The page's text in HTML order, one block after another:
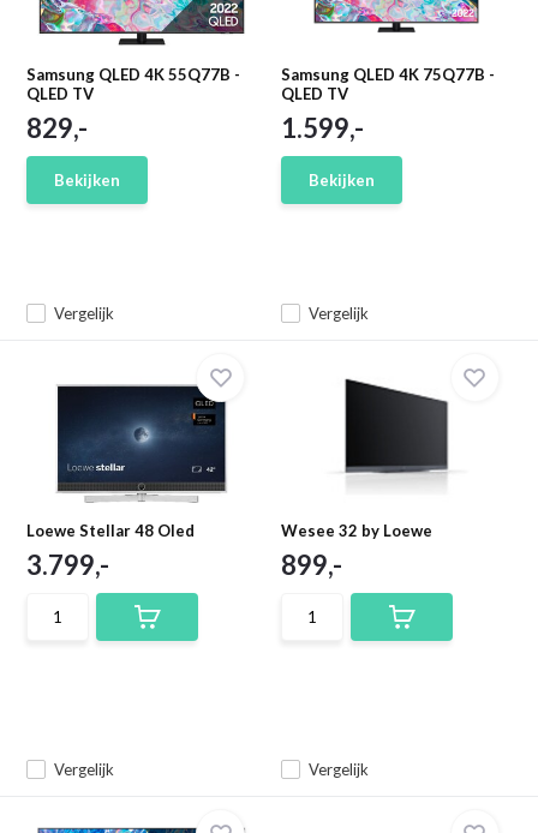
Samsung QLED 4K 55Q77B -
QLED TV
Vergelijk
829,-
Bekijken
Samsung QLED 4K 75Q77B -
QLED TV
Vergelijk
1.599,-
Bekijken
Loewe Stellar 48 Oled
Vergelijk
3.799,-
Wesee 32 by Loewe
Vergelijk
899,-